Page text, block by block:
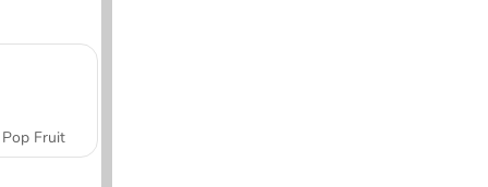
Pop Fruit